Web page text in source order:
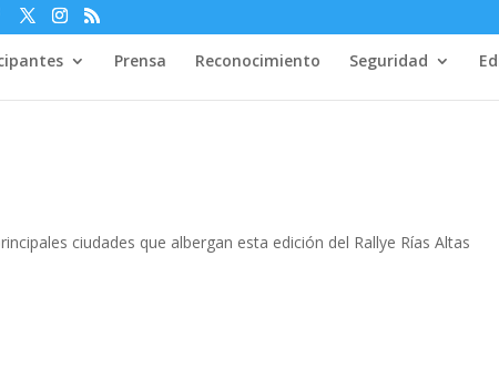
Prensa Reconocimiento Seguridad
ciudades que albergan esta edición del Rallye Rías Altas